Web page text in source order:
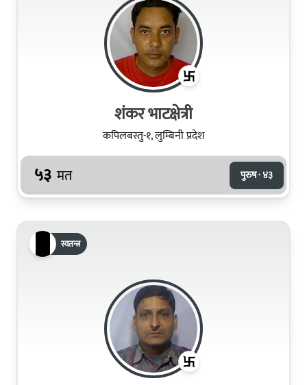
शंकर भाटक्षेत्री
कपिलबस्तु-१, लुम्बिनी प्रदेश
५३ मत पुरुष · ४३
स्वतन्त्र